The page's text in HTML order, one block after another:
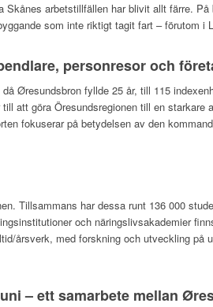
arbetstillfällen har blivit allt färre. På
som inte riktigt tagit fart – förutom i
personresor och
Øresundsbron fyllde 25 år, till 115
att göra Öresundsregionen till en starkare
fokuserar på betydelsen av den
Tillsammans har dessa runt 136 000
och näringslivsakademier
årsverk, med forskning och utveckling på
– ett samarbete mellan